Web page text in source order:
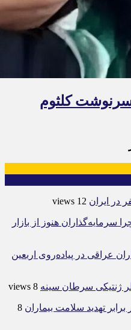
کلثوم
در ایران 12 views
هنوز از بازار
عراقی در پیاده‌روی اربعین
ژنتیکی سرطان سینه 8 views
برابر تهدید سلامت بیماران 8